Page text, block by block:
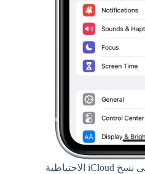
للانتقال إلى نسخ iCloud الاحتياطية